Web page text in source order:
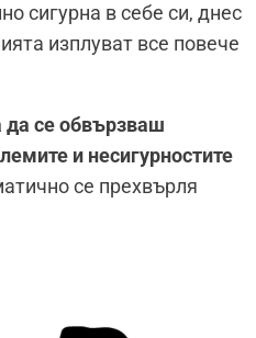
сигурна в себе си, днес
изплуват все повече
се обвързваш
и несигурностите
се прехвърля